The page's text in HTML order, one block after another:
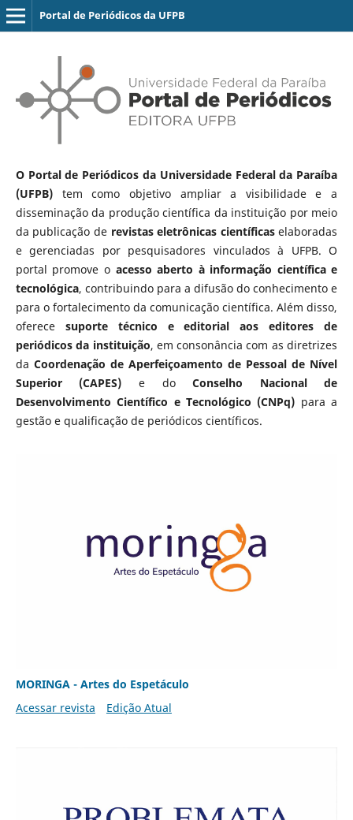
Portal de Periódicos da UFPB
O Portal de Periódicos da Universidade Federal da Paraíba
(UFPB)tem como objetivo ampliar a visibilidade e a
disseminação da produção científica da instituição por meio
da publicação de revistas eletrônicas científicaselaboradas
e gerenciadas por pesquisadores vinculados à UFPB. O
portal promove o acesso aberto à informação científica e
tecnológica, contribuindo para a difusão do conhecimento e
para o fortalecimento da comunicação científica. Além disso,
oferece suporte técnico e editorial aos editores de
periódicos da instituição, em consonância com as diretrizes
da Coordenação de Aperfeiçoamento de Pessoal de Nível
Superior (CAPES) e doConselho Nacional de
Desenvolvimento Científico e Tecnológico (CNPq) para a
gestão e qualificação de periódicos científicos.
MORINGA - Artes do Espetáculo
Acessar revista
Edição Atual